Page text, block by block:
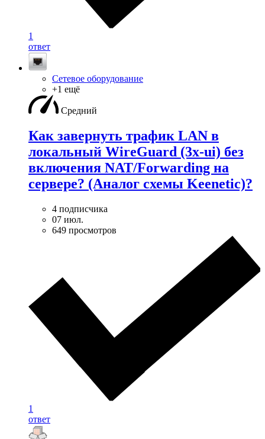
1
ответ
Сетевое оборудование
+1 ещё
Средний
Как завернуть трафик LAN в
локальный WireGuard (3x-ui) без
включения NAT/Forwarding на
сервере? (Аналог схемы Keenetic)?
4 подписчика
07 июл.
649 просмотров
1
ответ